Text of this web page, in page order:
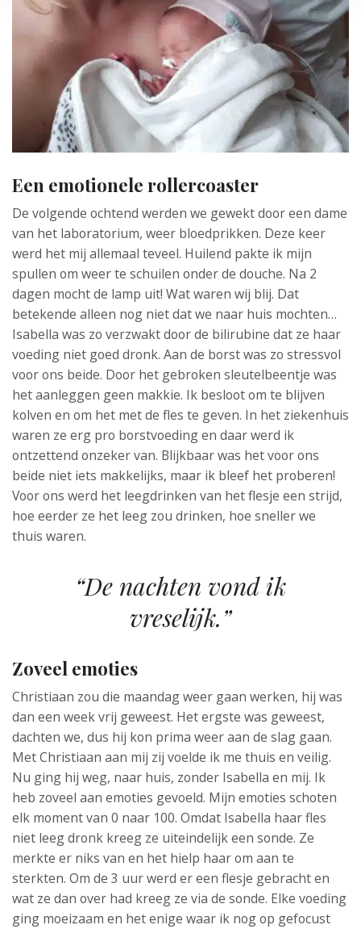
Een emotionele rollercoaster
De volgende ochtend werden we gewekt door een dame
van het laboratorium, weer bloedprikken. Deze keer
werd het mij allemaal teveel. Huilend pakte ik mijn
spullen om weer te schuilen onder de douche. Na 2
dagen mocht de lamp uit! Wat waren wij blij. Dat
betekende alleen nog niet dat we naar huis mochten…
Isabella was zo verzwakt door de bilirubine dat ze haar
voeding niet goed dronk. Aan de borst was zo stressvol
voor ons beide. Door het gebroken sleutelbeentje was
het aanleggen geen makkie. Ik besloot om te blijven
kolven en om het met de fles te geven. In het ziekenhuis
waren ze erg pro borstvoeding en daar werd ik
ontzettend onzeker van. Blijkbaar was het voor ons
beide niet iets makkelijks, maar ik bleef het proberen!
Voor ons werd het leegdrinken van het flesje een strijd,
hoe eerder ze het leeg zou drinken, hoe sneller we
thuis waren.
“De nachten vond ik
vreselijk.”
Zoveel emoties
Christiaan zou die maandag weer gaan werken, hij was
dan een week vrij geweest. Het ergste was geweest,
dachten we, dus hij kon prima weer aan de slag gaan.
Met Christiaan aan mij zij voelde ik me thuis en veilig.
Nu ging hij weg, naar huis, zonder Isabella en mij. Ik
heb zoveel aan emoties gevoeld. Mijn emoties schoten
elk moment van 0 naar 100. Omdat Isabella haar fles
niet leeg dronk kreeg ze uiteindelijk een sonde. Ze
merkte er niks van en het hielp haar om aan te
sterkten. Om de 3 uur werd er een flesje gebracht en
wat ze dan over had kreeg ze via de sonde. Elke voeding
ging moeizaam en het enige waar ik nog op gefocust